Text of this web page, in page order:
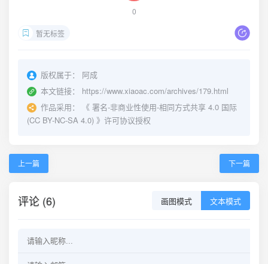
0
暂无标签
版权属于：
阿成
本文链接：
https://www.xiaoac.com/archives/179.html
作品采用：
《 署名-非商业性使用-相同方式共享 4.0 国际
(CC BY-NC-SA 4.0) 》许可协议授权
上一篇 下一篇
评论 (6) 画图模式 文本模式